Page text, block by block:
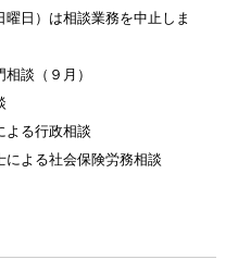
曜日）は相談業務を中止しま
談（９月）
よる行政相談
による社会保険労務相談